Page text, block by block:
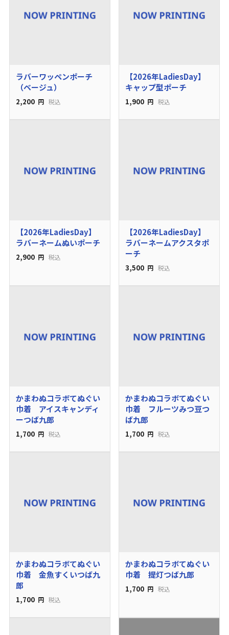
ラバーワッペンポーチ
（ベージュ）
2,200 円 税込
【2026年LadiesDay】
キャップ型ポーチ
1,900 円 税込
【2026年LadiesDay】
ラバーネームぬいポーチ
2,900 円 税込
【2026年LadiesDay】
ラバーネームアクスタポ
ーチ
3,500 円 税込
かまわぬコラボてぬぐい
巾着 アイスキャンディ
ーつば九郎
1,700 円 税込
かまわぬコラボてぬぐい
巾着 フルーツみつ豆つ
ば九郎
1,700 円 税込
かまわぬコラボてぬぐい
巾着 金魚すくいつば九
郎
1,700 円 税込
かまわぬコラボてぬぐい
巾着 提灯つば九郎
1,700 円 税込